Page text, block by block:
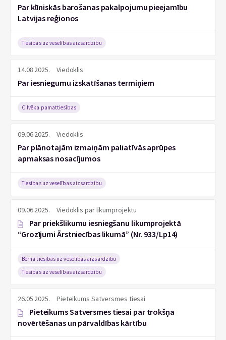
Par klīniskās barošanas pakalpojumu pieejamību
Latvijas reģionos
Tiesības uz veselības aizsardzību
14.08.2025. Viedoklis
Par iesniegumu izskatīšanas termiņiem
Cilvēka pamattiesības
09.06.2025. Viedoklis
Par plānotajām izmaiņām paliatīvās aprūpes
apmaksas nosacījumos
Tiesības uz veselības aizsardzību
09.06.2025. Viedoklis par likumprojektu
Par priekšlikumu iesniegšanu likumprojektā
“Grozījumi Ārstniecības likumā” (Nr. 933/Lp14)
Bērna tiesības uz veselības aizsardzību
Tiesības uz veselības aizsardzību
26.05.2025. Pieteikums Satversmes tiesai
Pieteikums Satversmes tiesai par trokšņa
novērtēšanas un pārvaldības kārtību